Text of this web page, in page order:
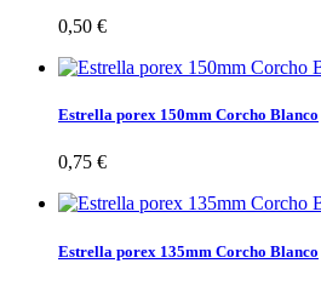
0,50 €
Estrella porex 150mm Corcho Blanco
0,75 €
Estrella porex 135mm Corcho Blanco